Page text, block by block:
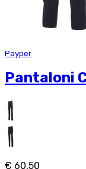
Payper
Pantaloni
€ 60,50